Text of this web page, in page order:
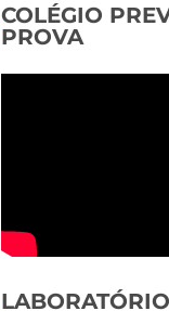
COLÉGIO
PROVA